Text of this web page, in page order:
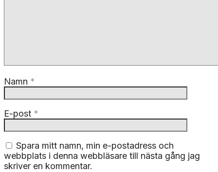
Namn *
E-post *
Spara mitt namn, min e-postadress och
webbplats i denna webbläsare till nästa gång jag
skriver en kommentar.